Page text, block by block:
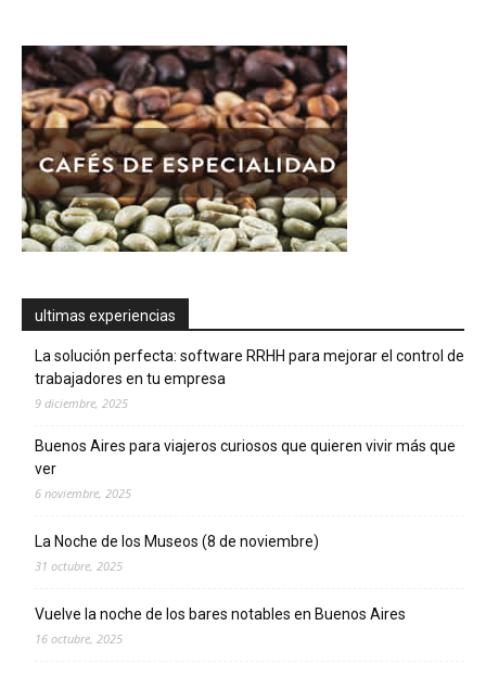
ultimas experiencias
La solución perfecta: software RRHH para mejorar el control de
trabajadores en tu empresa
9 diciembre, 2025
Buenos Aires para viajeros curiosos que quieren vivir más que
ver
6 noviembre, 2025
La Noche de los Museos (8 de noviembre)
31 octubre, 2025
Vuelve la noche de los bares notables en Buenos Aires
16 octubre, 2025